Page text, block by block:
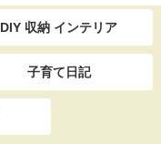
DIY 収納 インテリア
子育て日記